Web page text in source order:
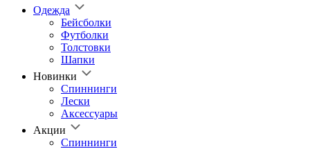
Одежда
Бейсболки
Футболки
Толстовки
Шапки
Новинки
Спиннинги
Лески
Аксессуары
Акции
Спиннинги